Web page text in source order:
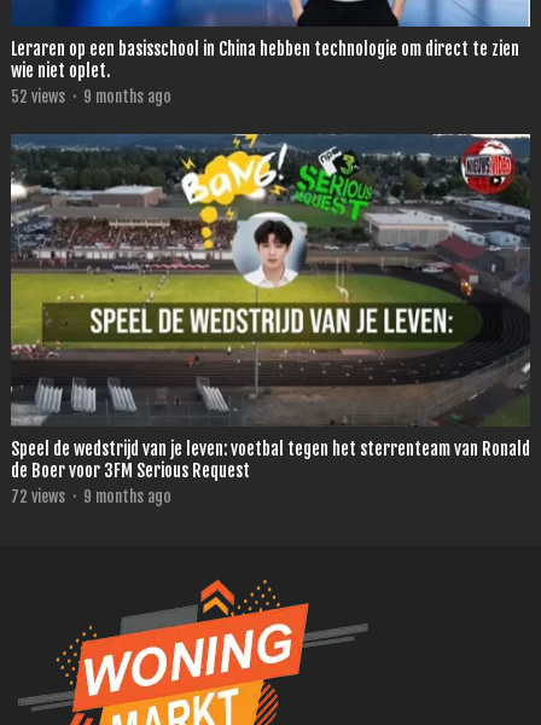
Leraren op een basisschool in China hebben technologie om direct te zien
wie niet oplet.
52 views · 9 months ago
Speel de wedstrijd van je leven: voetbal tegen het sterrenteam van Ronald
de Boer voor 3FM Serious Request
72 views · 9 months ago